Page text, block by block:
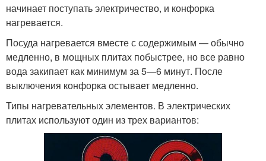
начинает поступать электричество, и конфорка
нагревается.
Посуда нагревается вместе с содержимым — обычно
медленно, в мощных плитах побыстрее, но все равно
вода закипает как минимум за 5—6 минут. После
выключения конфорка остывает медленно.
Типы нагревательных элементов. В электрических
плитах используют один из трех вариантов: